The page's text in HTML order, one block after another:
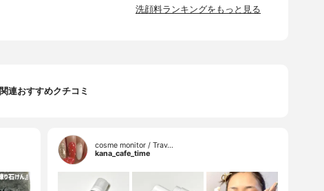
洗顔料ランキングをもっと見る
関連おすすめクチコミ
cosme monitor / Trav…
kana_cafe_time